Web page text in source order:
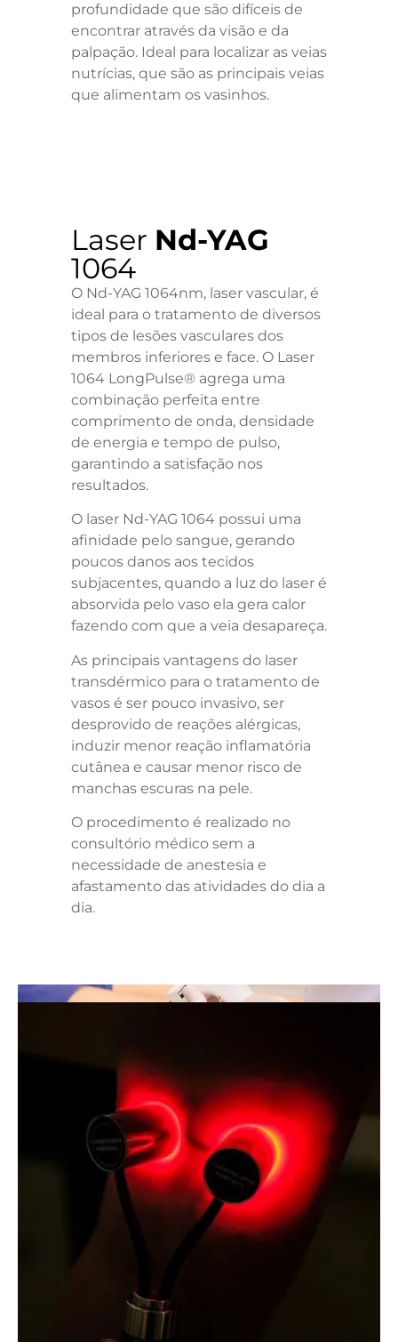
profundidade que são difíceis de
encontrar através da visão e da
palpação. Ideal para localizar as veias
nutrícias, que são as principais veias
que alimentam os vasinhos.
Laser Nd-YAG
1064
O Nd-YAG 1064nm, laser vascular, é
ideal para o tratamento de diversos
tipos de lesões vasculares dos
membros inferiores e face. O Laser
1064 LongPulse® agrega uma
combinação perfeita entre
comprimento de onda, densidade
de energia e tempo de pulso,
garantindo a satisfação nos
resultados.
O laser Nd-YAG 1064 possui uma
afinidade pelo sangue, gerando
poucos danos aos tecidos
subjacentes, quando a luz do laser é
absorvida pelo vaso ela gera calor
fazendo com que a veia desapareça.
As principais vantagens do laser
transdérmico para o tratamento de
vasos é ser pouco invasivo, ser
desprovido de reações alérgicas,
induzir menor reação inflamatória
cutânea e causar menor risco de
manchas escuras na pele.
O procedimento é realizado no
consultório médico sem a
necessidade de anestesia e
afastamento das atividades do dia a
dia.